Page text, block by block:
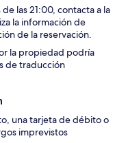
las 21:00, contacta a la
la información de
de la reservación.
la propiedad podría
de traducción
una tarjeta de débito o
imprevistos